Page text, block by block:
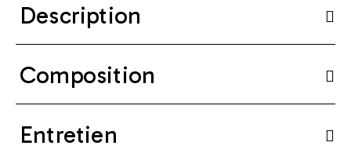
Description
Composition
Entretien